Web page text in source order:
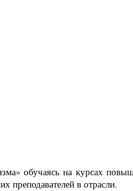
обучаясь на курсах
преподавателей в отрасли.